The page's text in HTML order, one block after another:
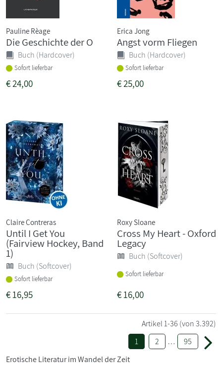
Pauline Rèage
Die Geschichte der O
Buch (Hardcover)
Sofort lieferbar
€24,00
Erica Jong
Angst vorm Fliegen
Buch (Hardcover)
Sofort lieferbar
€25,00
Claire Contreras
Until I Get You
(Fairview Hockey, Band
1)
Buch (Softcover)
Sofort lieferbar
€16,95
Roxy Sloane
Cross My Heart - Oxford
Legacy
Buch (Softcover)
Sofort lieferbar
€16,00
Artikel1-36 (von 3.392)
1
2 …
95
Erotische Literatur im Wandel der Zeit